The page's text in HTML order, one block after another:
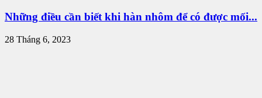
Những điều cần biết khi hàn nhôm để có được mối...
28 Tháng 6, 2023